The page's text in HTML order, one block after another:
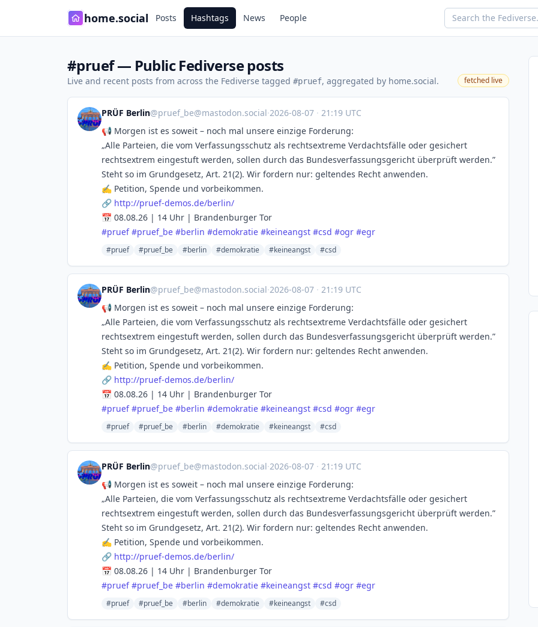
home.social Posts Hashtags News People
#pruef — Public Fediverse posts
Live and recent posts from across the Fediverse tagged #pruef, aggregated by home.social. fetched live
PRÜF Berlin@pruef_be@mastodon.social·2026-08-07 · 21:19 UTC
📢 Morgen ist es soweit – noch mal unsere einzige Forderung:
„Alle Parteien, die vom Verfassungsschutz als rechtsextreme Verdachtsfälle oder gesichert
rechtsextrem eingestuft werden, sollen durch das Bundesverfassungsgericht überprüft werden.”
Steht so im Grundgesetz, Art. 21(2). Wir fordern nur: geltendes Recht anwenden.
✍️ Petition, Spende und vorbeikommen.
🔗 http://pruef-demos.de/berlin/
📅 08.08.26 | 14 Uhr | Brandenburger Tor
#pruef #pruef_be #berlin #demokratie #keineangst #csd #ogr #egr
#pruef #pruef_be #berlin #demokratie #keineangst #csd
PRÜF Berlin@pruef_be@mastodon.social·2026-08-07 · 21:19 UTC
📢 Morgen ist es soweit – noch mal unsere einzige Forderung:
„Alle Parteien, die vom Verfassungsschutz als rechtsextreme Verdachtsfälle oder gesichert
rechtsextrem eingestuft werden, sollen durch das Bundesverfassungsgericht überprüft werden.”
Steht so im Grundgesetz, Art. 21(2). Wir fordern nur: geltendes Recht anwenden.
✍️ Petition, Spende und vorbeikommen.
🔗 http://pruef-demos.de/berlin/
📅 08.08.26 | 14 Uhr | Brandenburger Tor
#pruef #pruef_be #berlin #demokratie #keineangst #csd #ogr #egr
#pruef #pruef_be #berlin #demokratie #keineangst #csd
PRÜF Berlin@pruef_be@mastodon.social·2026-08-07 · 21:19 UTC
📢 Morgen ist es soweit – noch mal unsere einzige Forderung:
„Alle Parteien, die vom Verfassungsschutz als rechtsextreme Verdachtsfälle oder gesichert
rechtsextrem eingestuft werden, sollen durch das Bundesverfassungsgericht überprüft werden.”
Steht so im Grundgesetz, Art. 21(2). Wir fordern nur: geltendes Recht anwenden.
✍️ Petition, Spende und vorbeikommen.
🔗 http://pruef-demos.de/berlin/
📅 08.08.26 | 14 Uhr | Brandenburger Tor
#pruef #pruef_be #berlin #demokratie #keineangst #csd #ogr #egr
#pruef #pruef_be #berlin #demokratie #keineangst #csd